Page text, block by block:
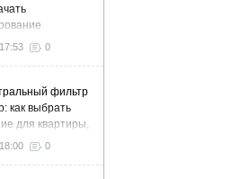
0
фильтр
как выбрать
для квартиры,
0